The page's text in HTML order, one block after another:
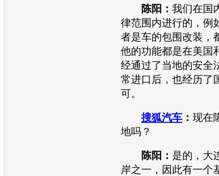
陈阳： 我们在国
律范围内进行的，例
者是车的包围改装，
他的功能都是在美国
经通过了当地的安全
常进口后，也经历了
可。
搜狐汽车 ： 现在
地吗？
陈阳： 是的，大
岸之一，因此有一个